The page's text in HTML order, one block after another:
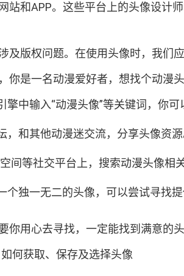
站和APP。这些平台上的头像设计
及版权问题。在使用头像时，我们
你是一名动漫爱好者，想找个动漫
中输入“动漫头像”等关键词，你可
，和其他动漫迷交流，分享头像资源
间等社交平台上，搜索动漫头像相
个独一无二的头像，可以尝试寻找提
你用心去寻找，一定能找到满意的